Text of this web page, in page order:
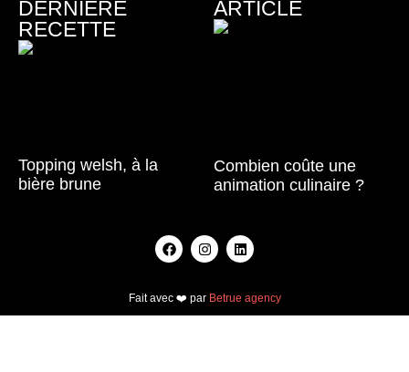
DERNIERE
RECETTE
Topping welsh, à la
bière brune
ARTICLE
Combien coûte une
animation culinaire ?
Fait avec ❤️ par Betrue agency